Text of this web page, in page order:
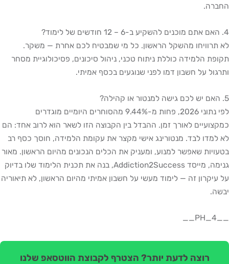
החברה.
4. האם אתם מוכנים להשקיע ב-6 – 12 חודשים של לימוד?
לא תרוויחו מהשקל הראשון. כל מי שמבטיח לכם אחרת — משקר.
תקופת הלמידה כוללת ניתוח טכני, ניהול סיכונים, פסיכולוגיית מסחר
ותרגול על חשבון דמו לפני שנוגעים בכסף אמיתי.
5. האם יש לכם גישה למנטור או קהילה?
לפי נתוני 2026, פחות מ-9.44% מהסוחרים היומיים מוגדרים
כמקצועיים לאורך זמן. ההבדל בין הקבוצה הזו לשאר הוא לרוב אחד: הם
לא למדו לבד. מנטורינג אישי מקצר את עקומת הלמידה, חוסך כסף רב
בטעויות שאפשר למנוע, ומעניק את הכלים הנכונים מהיום הראשון. מאור
גנימה, מייסד Addiction2Success, בנה את תכנית הלימוד שלו בדיוק
על עיקרון זה — לימוד מעשי על חשבון אמיתי מהיום הראשון, לא תיאוריה
יבשה.
__PH_4__
רוצה לדעת יותר? הצטרף לקבוצת הווטסאפ שלנו